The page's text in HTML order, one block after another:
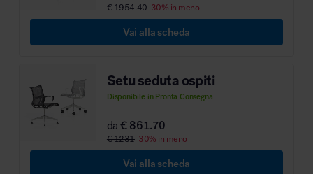
€ 1954.40 30% in meno
Vai alla scheda
Setu seduta ospiti
Disponibile in Pronta Consegna
da€ 861.70
€ 1231 30% in meno
Vai alla scheda